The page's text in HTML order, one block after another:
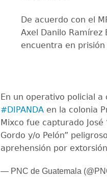
De acuerdo con el
Axel Danilo Ramírez
encuentra en
En un operativo policial
#DIPANDA en la colonia
Mixco fue capturado José
Gordo y/o Pelón”
aprehensión por
— PNC de Guatemala